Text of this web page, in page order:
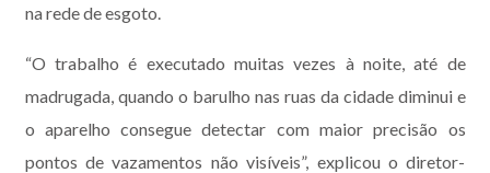
na rede de esgoto.
“O trabalho é executado muitas vezes à noite, até de
madrugada, quando o barulho nas ruas da cidade diminui e
o aparelho consegue detectar com maior precisão os
pontos de vazamentos não visíveis”, explicou o diretor-